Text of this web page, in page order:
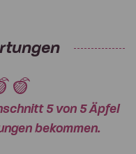
5 von 5 Äpfel
bekommen.